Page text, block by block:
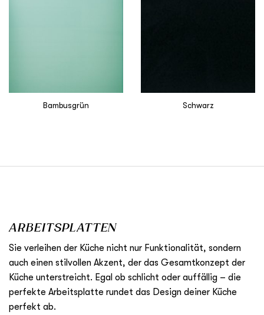
Bambusgrün Schwarz
ARBEITSPLATTEN
Sie verleihen der Küche nicht nur Funktionalität, sondern
auch einen stilvollen Akzent, der das Gesamtkonzept der
Küche unterstreicht. Egal ob schlicht oder auffällig – die
perfekte Arbeitsplatte rundet das Design deiner Küche
perfekt ab.